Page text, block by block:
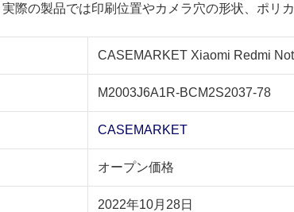
際の製品では印刷位置やカメラ穴の形状、ポリ
CASEMARKET Xiaomi Redmi
M2003J6A1R-BCM2S2037-78
CASEMARKET
オープン価格
2022年10月28日